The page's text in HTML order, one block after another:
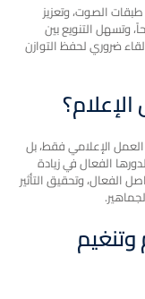
الصوت، وتعزيز
وتسهل التنويع بين
ضروري لحفظ التوازن
الإعلامي فقط، بل
الفعال في زيادة
الفعال، وتحقيق التأثير